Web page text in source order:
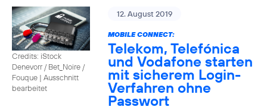
Credits: iStock
Denevorr / Bet_Noire /
Fouque | Ausschnitt
bearbeitet
12. August 2019
MOBILE CONNECT:
Telekom, Telefónica
und Vodafone starten
mit sicherem Login-
Verfahren ohne
Passwort